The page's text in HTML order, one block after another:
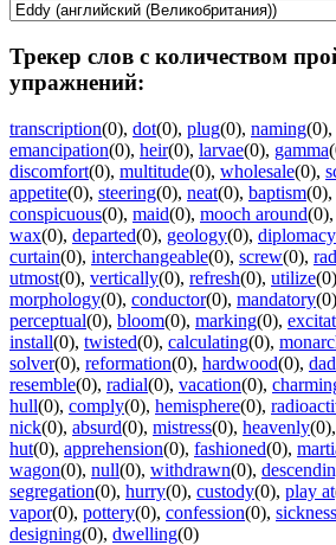
Трекер слов с количеством
упражнений:
transcription(0), dot(0), plug(0), naming(0),
emancipation(0), heir(0), larvae(0), gamma
discomfort(0), multitude(0), wholesale(0),
appetite(0), steering(0), neat(0), baptism(0),
conspicuous(0), maid(0), mooch around(0),
wax(0), departed(0), geology(0), diplomacy
curtain(0), interchangeable(0), screw(0),
utmost(0), vertically(0), refresh(0), utilize(0)
morphology(0), conductor(0), mandatory(0)
perceptual(0), bloom(0), marking(0),
install(0), twisted(0), calculating(0),
solver(0), reformation(0), hardwood(0),
resemble(0), radial(0), vacation(0),
hull(0), comply(0), hemisphere(0),
nick(0), absurd(0), mistress(0), heavenly(0),
hut(0), apprehension(0), fashioned(0),
wagon(0), null(0), withdrawn(0),
segregation(0), hurry(0), custody(0), play at
vapor(0), pottery(0), confession(0), sickness
designing(0), dwelling(0)